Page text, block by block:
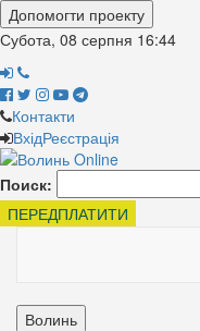
Допомогти проекту
Субота, 08 серпня 16:44
Контакти
ВхідРеєстрація
Поиск:
ПЕРЕДПЛАТИТИ
Волинь